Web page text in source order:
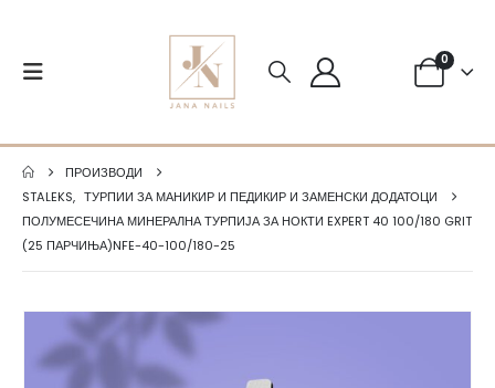
0
ПРОИЗВОДИ
STALEKS, ТУРПИИ ЗА МАНИКИР И ПЕДИКИР И ЗАМЕНСКИ ДОДАТОЦИ
ПОЛУМЕСЕЧИНА МИНЕРАЛНА ТУРПИЈА ЗА НОКТИ EXPERT 40 100/180 GRIT
(25 ПАРЧИЊА)NFE-40-100/180-25